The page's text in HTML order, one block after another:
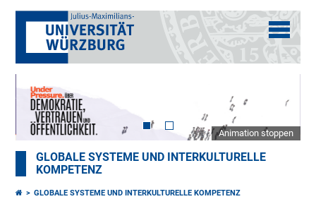
Animation stoppen
GLOBALE SYSTEME UND INTERKULTURELLE
KOMPETENZ
GLOBALE SYSTEME UND INTERKULTURELLE KOMPETENZ